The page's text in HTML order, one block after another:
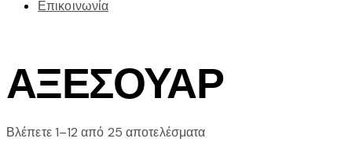
Επικοινωνία
ΑΞΕΣΟΥΑΡ
Βλέπετε 1–12 από 25 αποτελέσματαSorted